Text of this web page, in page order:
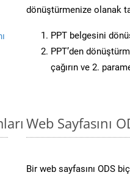
dönüştürmenize olanak
PPT belgesini
PPT’den
çağırın ve 2.
Web Sayfasını
Bir web sayfasını ODS